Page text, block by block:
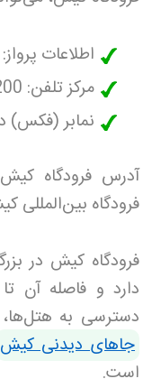
اطلاعات پرواز: 199
مرکز تلفن: 07644443200 و 07644443300
نمابر (فکس) دفتر
آدرس فرودگاه
فرودگاه بین‌المللی کیش
فرودگاه کیش در
دسترسی به
جاهای دیدنی کیش
است.